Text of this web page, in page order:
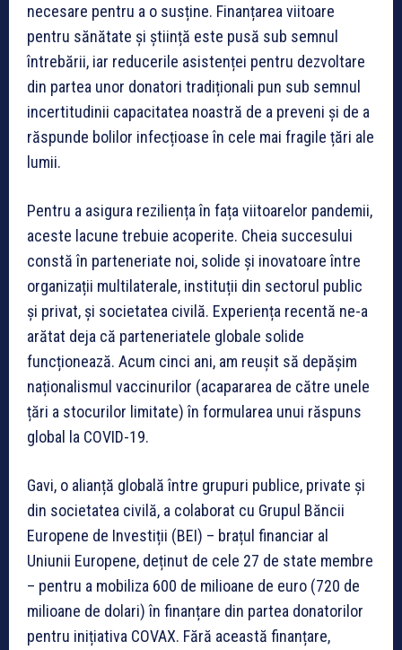
necesare pentru a o susține. Finanțarea viitoare
pentru sănătate și știință este pusă sub semnul
întrebării, iar reducerile asistenței pentru dezvoltare
din partea unor donatori tradiționali pun sub semnul
incertitudinii capacitatea noastră de a preveni și de a
răspunde bolilor infecțioase în cele mai fragile țări ale
lumii.
Pentru a asigura reziliența în fața viitoarelor pandemii,
aceste lacune trebuie acoperite. Cheia succesului
constă în parteneriate noi, solide și inovatoare între
organizații multilaterale, instituții din sectorul public
și privat, și societatea civilă. Experiența recentă ne-a
arătat deja că parteneriatele globale solide
funcționează. Acum cinci ani, am reușit să depășim
naționalismul vaccinurilor (acapararea de către unele
țări a stocurilor limitate) în formularea unui răspuns
global la COVID-19.
Gavi, o alianță globală între grupuri publice, private și
din societatea civilă, a colaborat cu Grupul Băncii
Europene de Investiții (BEI) – brațul financiar al
Uniunii Europene, deținut de cele 27 de state membre
– pentru a mobiliza 600 de milioane de euro (720 de
milioane de dolari) în finanțare din partea donatorilor
pentru inițiativa COVAX. Fără această finanțare,